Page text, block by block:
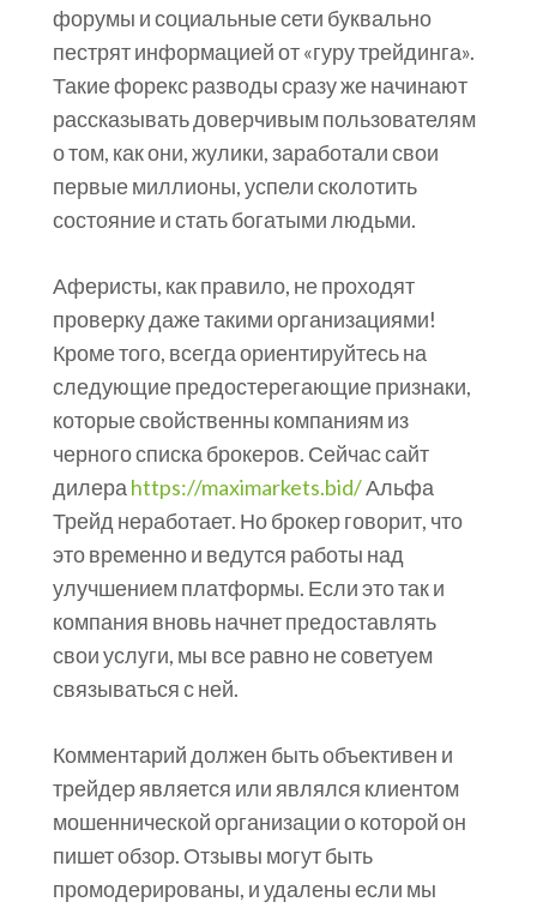
форумы и социальные сети буквально
пестрят информацией от «гуру трейдинга».
Такие форекс разводы сразу же начинают
рассказывать доверчивым пользователям
о том, как они, жулики, заработали свои
первые миллионы, успели сколотить
состояние и стать богатыми людьми.
Аферисты, как правило, не проходят
проверку даже такими организациями!
Кроме того, всегда ориентируйтесь на
следующие предостерегающие признаки,
которые свойственны компаниям из
черного списка брокеров. Сейчас сайт
дилера https://maximarkets.bid/Альфа
Трейд неработает. Но брокер говорит, что
это временно и ведутся работы над
улучшением платформы. Если это так и
компания вновь начнет предоставлять
свои услуги, мы все равно не советуем
связываться с ней.
Комментарий должен быть объективен и
трейдер является или являлся клиентом
мошеннической организации о которой он
пишет обзор. Отзывы могут быть
промодерированы, и удалены если мы